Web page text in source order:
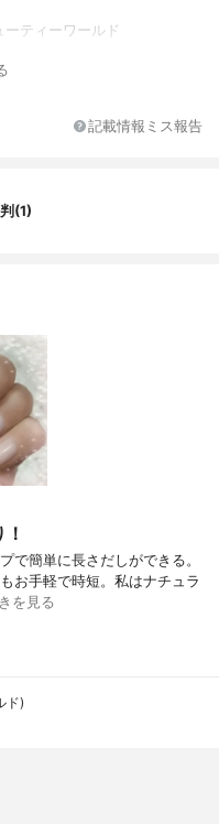
ーティーワールド
記載情報ミス報告
(1)
で簡単に長さだしができる。
お手軽で時短。私はナチュラ
を見る
ド)